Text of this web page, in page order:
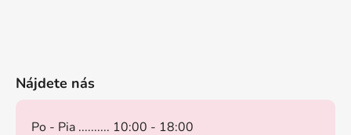
Nájdete nás
Po - Pia .......... 10:00 - 18:00